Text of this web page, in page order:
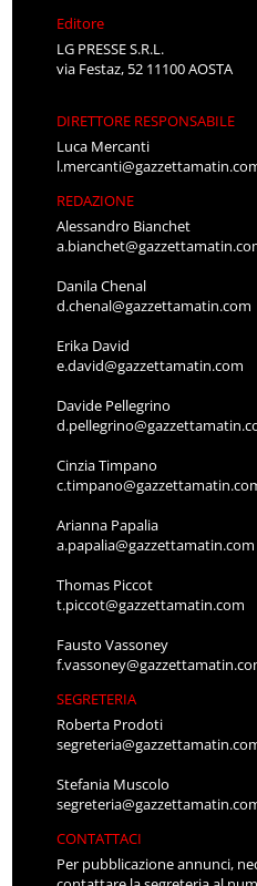
Editore
LG PRESSE S.R.L.
via Festaz, 52 11100 AOSTA
DIRETTORE RESPONSABILE
Luca Mercanti
REDAZIONE
Alessandro Bianchet
Danila Chenal
d.chenal@gazzettamatin.com
Erika David
e.david@gazzettamatin.com
Davide Pellegrino
Cinzia Timpano
Arianna Papalia
a.papalia@gazzettamatin.com
Thomas Piccot
t.piccot@gazzettamatin.com
Fausto Vassoney
SEGRETERIA
Roberta Prodoti
Stefania Muscolo
CONTATTACI
Per pubblicazione annunci,